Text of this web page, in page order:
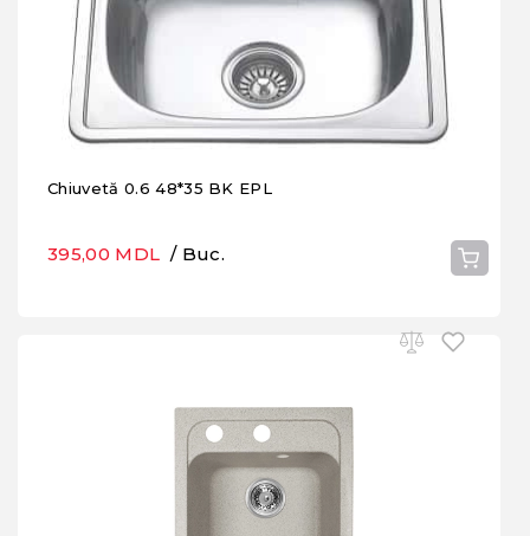
Chiuvetă 0.6 48*35 BK EPL
395,00 MDL / Buc.